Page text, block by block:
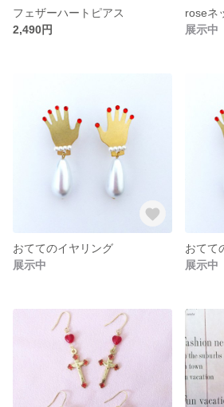
フェザーハートピアス
2,490円
roseネ
展示中
おててのイヤリング
展示中
おてて
展示中